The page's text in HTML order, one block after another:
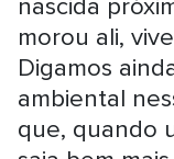
nascida
morou ali,
Digamos
ambiental
que, quando